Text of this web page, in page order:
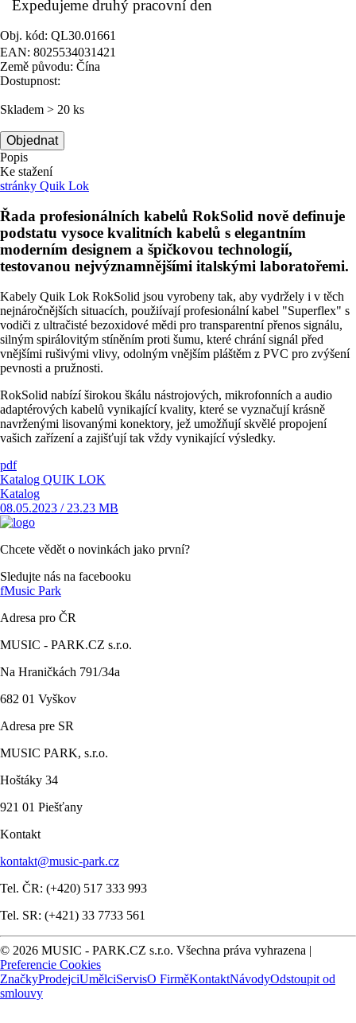
Expedujeme druhý pracovní den
Obj. kód: QL30.01661
EAN: 8025534031421
Země původu: Čína
Dostupnost:
Skladem > 20 ks
Objednat
Popis
Ke stažení
stránky Quik Lok
Řada profesionálních kabelů RokSolid nově definuje
podstatu vysoce kvalitních kabelů s elegantním
moderním designem a špičkovou technologií,
testovanou nejvýznamnějšími italskými laboratořemi.
Kabely Quik Lok RokSolid jsou vyrobeny tak, aby vydržely i v těch
nejnáročnějších situacích, použiívají profesionální kabel "Superflex" s
vodiči z ultračisté bezoxidové mědi pro transparentní přenos signálu,
silným spirálovitým stíněním proti šumu, které chrání signál před
vnějšími rušivými vlivy, odolným vnějším pláštěm z PVC pro zvýšení
pevnosti a pružnosti.
RokSolid nabízí širokou škálu nástrojových, mikrofonních a audio
adaptérových kabelů vynikající kvality, které se vyznačují krásně
navrženými lisovanými konektory, jež umožňují skvělé propojení
vašich zařízení a zajišťují tak vždy vynikající výsledky.
pdf
Katalog QUIK LOK
Katalog
08.05.2023 / 23.23 MB
Chcete vědět o novinkách jako první?
Sledujte nás na facebooku
fMusic Park
Adresa pro ČR
MUSIC - PARK.CZ s.r.o.
Na Hraničkách 791/34a
682 01 Vyškov
Adresa pre SR
MUSIC PARK, s.r.o.
Hoštáky 34
921 01 Piešťany
Kontakt
kontakt@music-park.cz
Tel. ČR: (+420) 517 333 993
Tel. SR: (+421) 33 7733 561
© 2026 MUSIC - PARK.CZ s.r.o. Všechna práva vyhrazena |
Preferencie Cookies
ZnačkyProdejciUmělciServisO FirměKontaktNávodyOdstoupit od
smlouvy